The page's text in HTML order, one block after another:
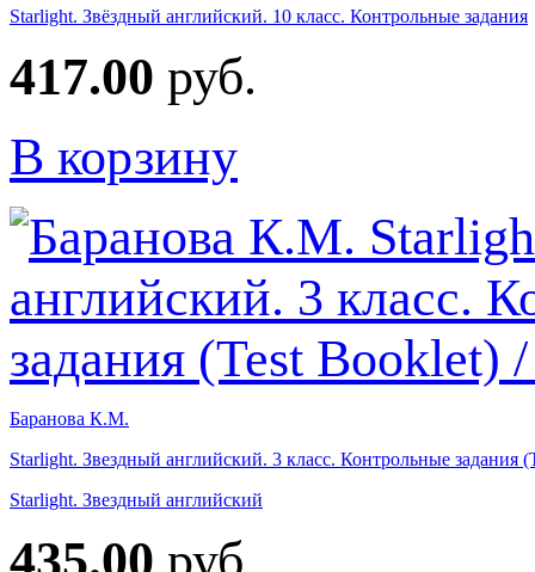
Starlight. Звёздный английский. 10 класс. Контрольные задания
417.00 руб.
В корзину
Баранова К.М.
Starlight. Звездный английский. 3 класс. Контрольные
Starlight. Звездный английский